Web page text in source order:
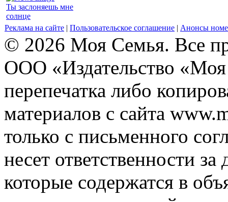
Ты заслоняешь мне
солнце
Реклама на сайте | Пользовательское соглашение | Анонсы
© 2026 Моя Семья. Все
ООО «Издательство
перепечатка либо
материалов с сайта
только с письменного
несет ответственности
которые содержатся в